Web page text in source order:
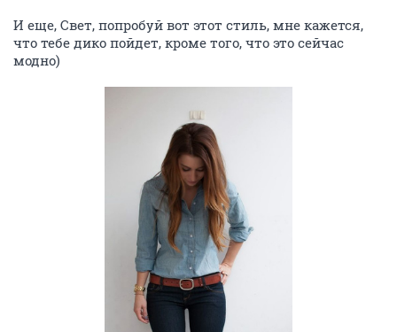
И еще, Свет, попробуй вот этот стиль, мне кажется,
что тебе дико пойдет, кроме того, что это сейчас
модно)